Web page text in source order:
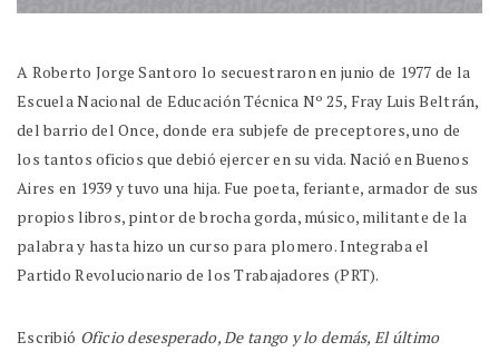
A Roberto Jorge Santoro lo secuestraron en junio de 1977 de la
Escuela Nacional de Educación Técnica Nº 25, Fray Luis Beltrán,
del barrio del Once, donde era subjefe de preceptores, uno de
los tantos oficios que debió ejercer en su vida. Nació en Buenos
Aires en 1939 y tuvo una hija. Fue poeta, feriante, armador de sus
propios libros, pintor de brocha gorda, músico, militante de la
palabra y hasta hizo un curso para plomero. Integraba el
Partido Revolucionario de los Trabajadores (PRT).
Escribió Oficio desesperado, De tango y lo demás, El último